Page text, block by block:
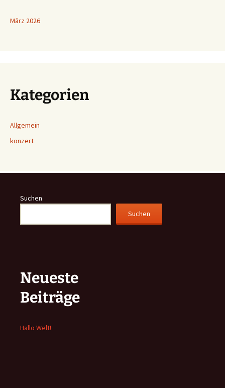
März 2026
Kategorien
Allgemein
konzert
Suchen
Suchen
Neueste
Beiträge
Hallo Welt!